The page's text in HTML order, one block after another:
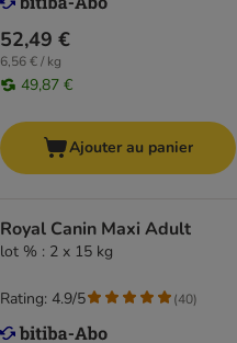
52,49 €
6,56 € / kg
49,87 €
Ajouter au panier
Royal Canin Maxi Adult
lot % : 2 x 15 kg
Rating: 4.9/5 (40)